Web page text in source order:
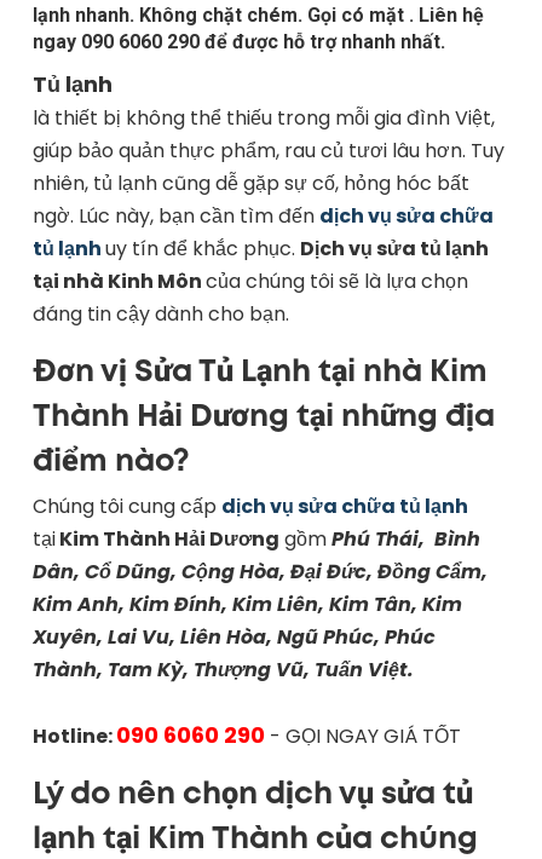
lạnh nhanh. Không chặt chém. Gọi có mặt . Liên hệ
ngay 090 6060 290 để được hỗ trợ nhanh nhất.
Tủ lạnh
là thiết bị không thể thiếu trong mỗi gia đình Việt,
giúp bảo quản thực phẩm, rau củ tươi lâu hơn. Tuy
nhiên, tủ lạnh cũng dễ gặp sự cố, hỏng hóc bất
ngờ. Lúc này, bạn cần tìm đến dịch vụ sửa chữa
tủ lạnhuy tín để khắc phục. Dịch vụ sửa tủ lạnh
tại nhà Kinh Môncủa chúng tôi sẽ là lựa chọn
đáng tin cậy dành cho bạn.
Đơn vị Sửa Tủ Lạnh tại nhà Kim
Thành Hải Dương tại những địa
điểm nào?
Chúng tôi cung cấp dịch vụ sửa chữa tủ lạnh
tạiKim Thành Hải Dương gồmPhú Thái, Bình
Dân, Cổ Dũng, Cộng Hòa, Đại Đức, Đồng Cẩm,
Kim Anh, Kim Đính, Kim Liên, Kim Tân, Kim
Xuyên, Lai Vu, Liên Hòa, Ngũ Phúc, Phúc
Thành, Tam Kỳ, Thượng Vũ, Tuấn Việt.
Hotline:090 6060 290 - GỌI NGAY GIÁ TỐT
Lý do nên chọn dịch vụ sửa tủ
lạnh tại Kim Thành của chúng